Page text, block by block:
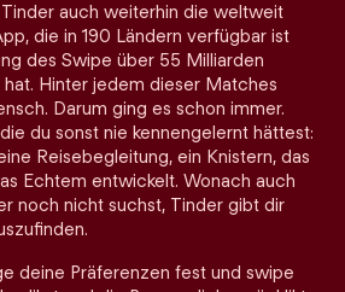
auch weiterhin die weltweit
die in 190 Ländern verfügbar ist
des Swipe über 55 Milliarden
Hinter jedem dieser Matches
Darum ging es schon immer.
du sonst nie kennengelernt hättest:
Reisebegleitung, ein Knistern, das
Echtem entwickelt. Wonach auch
noch nicht suchst, Tinder gibt dir
deine Präferenzen fest und swipe